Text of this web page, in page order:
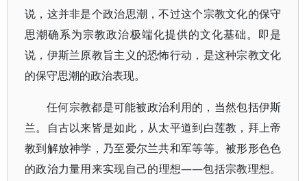
说，这并非是个政治思潮，不过这个宗教文化的保守
思潮确系为宗教政治极端化提供的文化基础。即是
说，伊斯兰原教旨主义的恐怖行动，是这种宗教文化
的保守思潮的政治表现。
任何宗教都是可能被政治利用的，当然包括伊斯
兰。自古以来皆是如此，从太平道到白莲教，拜上帝
教到解放神学，乃至爱尔兰共和军等等。被形形色色
的政治力量用来实现自己的理想——包括宗教理想。